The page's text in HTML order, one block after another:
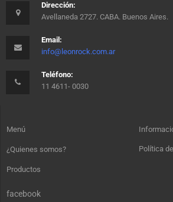
Dirección:
Avellaneda 2727. CABA. Buenos Aires.
Email:
info@leonrock.com.ar
Teléfono:
11 4611- 0030
Menú
¿Quienes somos?
Productos
Política
facebook